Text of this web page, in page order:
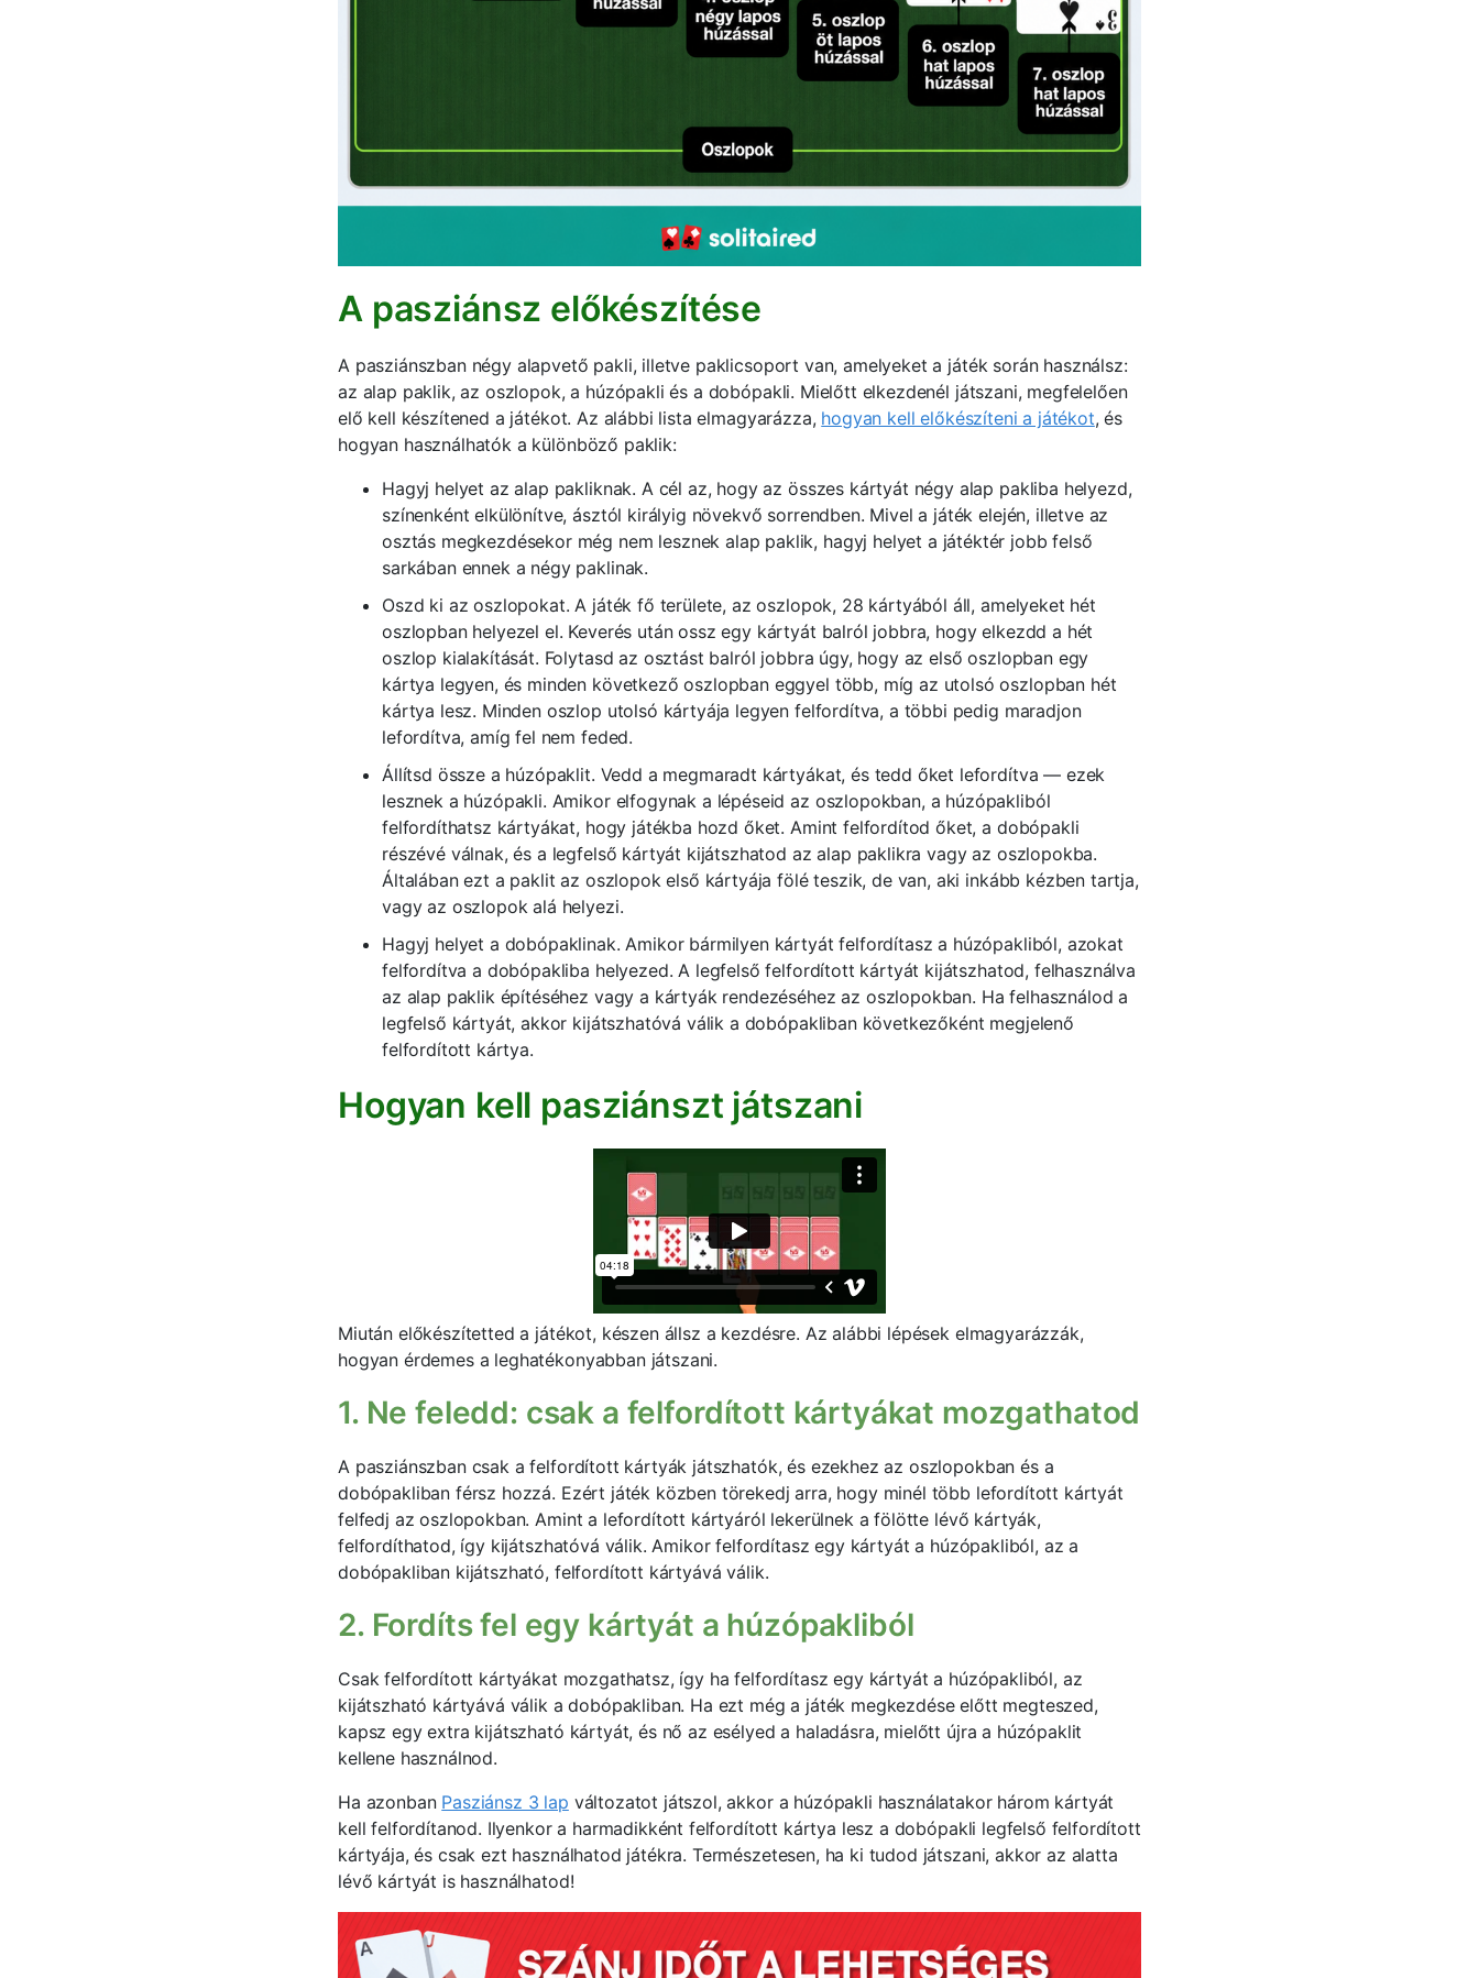
A pasziánsz előkészítése
A pasziánszban négy alapvető pakli, illetve paklicsoport van, amelyeket a játék során használsz:
az alap paklik, az oszlopok, a húzópakli és a dobópakli. Mielőtt elkezdenél játszani, megfelelően
elő kell készítened a játékot. Az alábbi lista elmagyarázza, hogyan kell előkészíteni a játékot, és
hogyan használhatók a különböző paklik:
Hagyj helyet az alap pakliknak. A cél az, hogy az összes kártyát négy alap pakliba helyezd,
színenként elkülönítve, ásztól királyig növekvő sorrendben. Mivel a játék elején, illetve az
osztás megkezdésekor még nem lesznek alap paklik, hagyj helyet a játéktér jobb felső
sarkában ennek a négy paklinak.
Oszd ki az oszlopokat. A játék fő területe, az oszlopok, 28 kártyából áll, amelyeket hét
oszlopban helyezel el. Keverés után ossz egy kártyát balról jobbra, hogy elkezdd a hét
oszlop kialakítását. Folytasd az osztást balról jobbra úgy, hogy az első oszlopban egy
kártya legyen, és minden következő oszlopban eggyel több, míg az utolsó oszlopban hét
kártya lesz. Minden oszlop utolsó kártyája legyen felfordítva, a többi pedig maradjon
lefordítva, amíg fel nem feded.
Állítsd össze a húzópaklit. Vedd a megmaradt kártyákat, és tedd őket lefordítva — ezek
lesznek a húzópakli. Amikor elfogynak a lépéseid az oszlopokban, a húzópakliból
felfordíthatsz kártyákat, hogy játékba hozd őket. Amint felfordítod őket, a dobópakli
részévé válnak, és a legfelső kártyát kijátszhatod az alap paklikra vagy az oszlopokba.
Általában ezt a paklit az oszlopok első kártyája fölé teszik, de van, aki inkább kézben tartja,
vagy az oszlopok alá helyezi.
Hagyj helyet a dobópaklinak. Amikor bármilyen kártyát felfordítasz a húzópakliból, azokat
felfordítva a dobópakliba helyezed. A legfelső felfordított kártyát kijátszhatod, felhasználva
az alap paklik építéséhez vagy a kártyák rendezéséhez az oszlopokban. Ha felhasználod a
legfelső kártyát, akkor kijátszhatóvá válik a dobópakliban következőként megjelenő
felfordított kártya.
Hogyan kell pasziánszt játszani
Miután előkészítetted a játékot, készen állsz a kezdésre. Az alábbi lépések elmagyarázzák,
hogyan érdemes a leghatékonyabban játszani.
1. Ne feledd: csak a felfordított kártyákat mozgathatod
A pasziánszban csak a felfordított kártyák játszhatók, és ezekhez az oszlopokban és a
dobópakliban férsz hozzá. Ezért játék közben törekedj arra, hogy minél több lefordított kártyát
felfedj az oszlopokban. Amint a lefordított kártyáról lekerülnek a fölötte lévő kártyák,
felfordíthatod, így kijátszhatóvá válik. Amikor felfordítasz egy kártyát a húzópakliból, az a
dobópakliban kijátszható, felfordított kártyává válik.
2. Fordíts fel egy kártyát a húzópakliból
Csak felfordított kártyákat mozgathatsz, így ha felfordítasz egy kártyát a húzópakliból, az
kijátszható kártyává válik a dobópakliban. Ha ezt még a játék megkezdése előtt megteszed,
kapsz egy extra kijátszható kártyát, és nő az esélyed a haladásra, mielőtt újra a húzópaklit
kellene használnod.
Ha azonban Pasziánsz 3 lap változatot játszol, akkor a húzópakli használatakor három kártyát
kell felfordítanod. Ilyenkor a harmadikként felfordított kártya lesz a dobópakli legfelső felfordított
kártyája, és csak ezt használhatod játékra. Természetesen, ha ki tudod játszani, akkor az alatta
lévő kártyát is használhatod!